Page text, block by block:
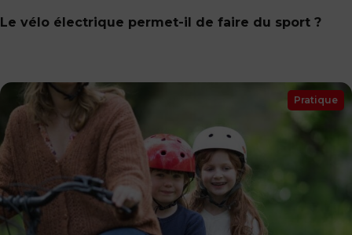
Le vélo électrique permet-il de faire du sport ?
Pratique